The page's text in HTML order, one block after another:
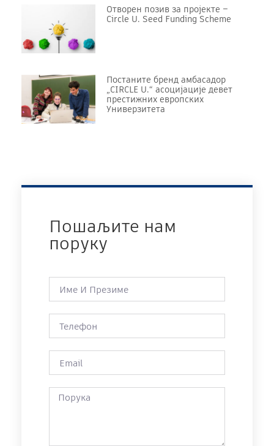
Отворен позив за пројекте –
Circle U. Seed Funding Scheme
Постаните бренд амбасадор
„CIRCLE U.“ асоцијације девет
престижних европских
Универзитета
Пошаљите нам
поруку